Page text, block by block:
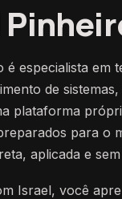
é especialista em
de
plataforma
para o
aplicada e
Israel, você